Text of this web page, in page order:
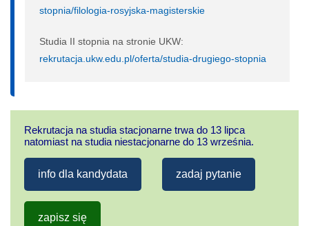
stopnia/filologia-rosyjska-magisterskie
Studia II stopnia na stronie UKW:
rekrutacja.ukw.edu.pl/oferta/studia-drugiego-stopnia
Rekrutacja na studia stacjonarne trwa do 13 lipca
natomiast na studia niestacjonarne do 13 września.
info dla kandydata zadaj pytanie
zapisz się